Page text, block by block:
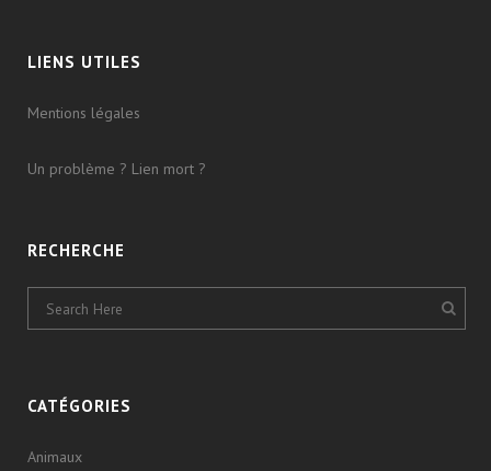
LIENS UTILES
Mentions légales
Un problème ? Lien mort ?
RECHERCHE
CATÉGORIES
Animaux